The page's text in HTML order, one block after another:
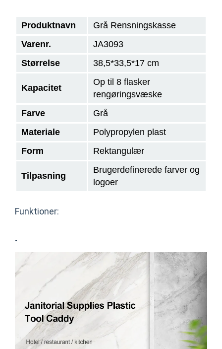
Produktnavn
Grå Rensningskasse
Varenr.
JA3093
Størrelse
38,5*33,5*17 cm
Kapacitet
Op til 8 flasker
rengøringsvæske
Farve
Grå
Materiale
Polypropylen plast
Form
Rektangulær
Tilpasning
Brugerdefinerede farver og
logoer
Funktioner:
·